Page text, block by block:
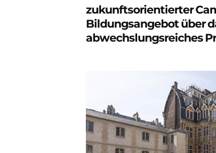
zukunftsorientierter
Bildungsangebot über
abwechslungsreiches